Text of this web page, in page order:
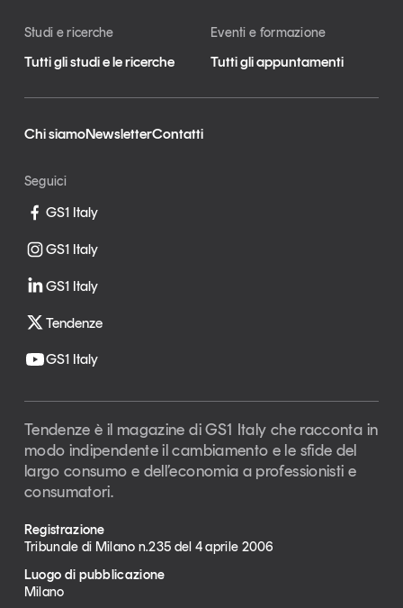
Studi e ricerche
Tutti gli studi e le ricerche
Eventi e formazione
Tutti gli appuntamenti
Chi siamoNewsletterContatti
Seguici
GS1 Italy
GS1 Italy
GS1 Italy
Tendenze
GS1 Italy
Tendenze è il magazine di GS1 Italy che racconta in
modo indipendente il cambiamento e le sfide del
largo consumo e dell’economia a professionisti e
consumatori.
Registrazione
Tribunale di Milano n.235 del 4 aprile 2006
Luogo di pubblicazione
Milano